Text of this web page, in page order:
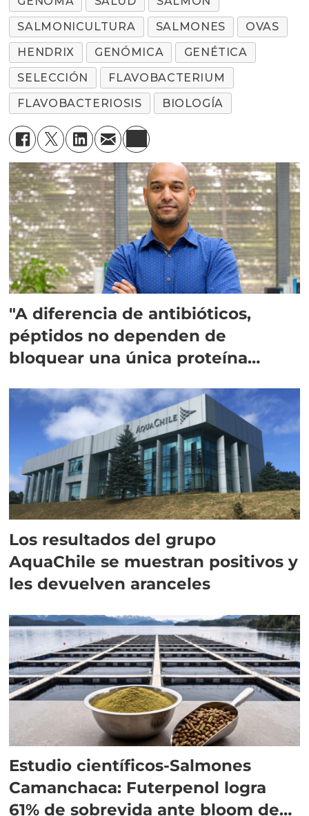
SALMONICULTURA
SALMONES
OVAS
HENDRIX
GENÓMICA
GENÉTICA
SELECCIÓN
FLAVOBACTERIUM
FLAVOBACTERIOSIS
BIOLOGÍA
"A diferencia de antibióticos,
péptidos no dependen de
bloquear una única proteína
Los resultados del grupo
AquaChile se muestran positivos y
les devuelven aranceles
Estudio científicos-Salmones
Camanchaca: Futerpenol logra
61% de sobrevida ante bloom de